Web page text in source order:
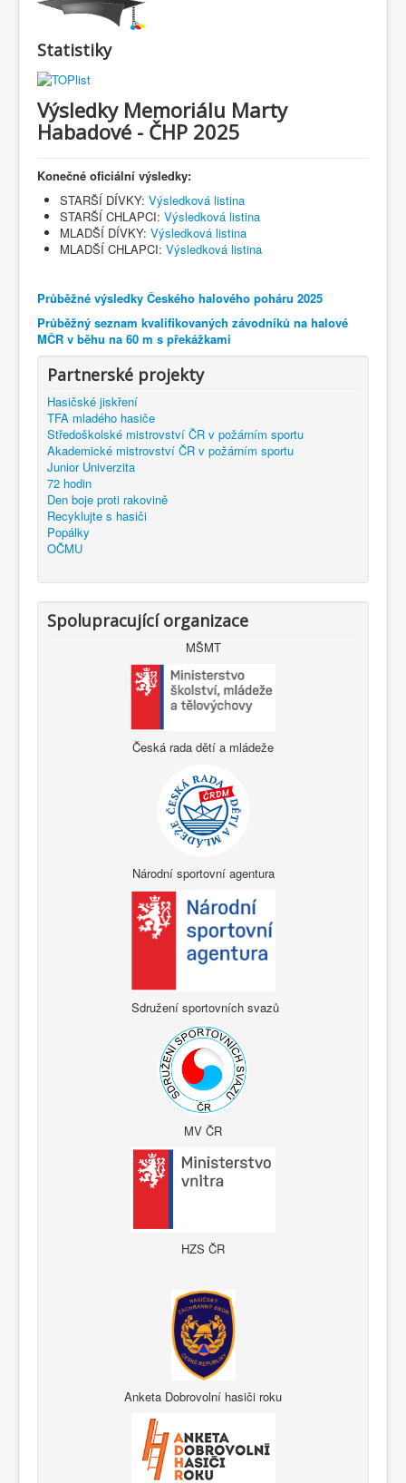
Statistiky
Výsledky Memoriálu Marty
Habadové - ČHP 2025
Konečné oficiální výsledky:
STARŠÍ DÍVKY: Výsledková listina
STARŠÍ CHLAPCI: Výsledková listina
MLADŠÍ DÍVKY: Výsledková listina
MLADŠÍ CHLAPCI: Výsledková listina
Průběžné výsledky Českého halového poháru 2025
Průběžný seznam kvalifikovaných závodníků na halové
MČR v běhu na 60 m s překážkami
Partnerské projekty
Hasičské jiskření
TFA mladého hasiče
Středoškolské mistrovství ČR v požárním sportu
Akademické mistrovství ČR v požárním sportu
Junior Univerzita
72 hodin
Den boje proti rakovině
Recyklujte s hasiči
Popálky
OČMU
Spolupracující organizace
MŠMT
Česká rada dětí a mládeže
Národní sportovní agentura
Sdružení sportovních svazů
MV ČR
HZS ČR
Anketa Dobrovolní hasiči roku